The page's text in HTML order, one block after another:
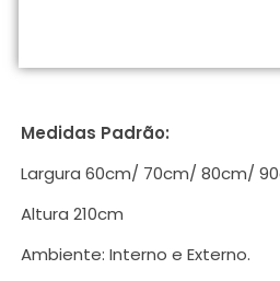
Medidas Padrão:
Largura 60cm/ 70cm/ 80cm/
Altura 210cm
Ambiente: Interno e Externo.